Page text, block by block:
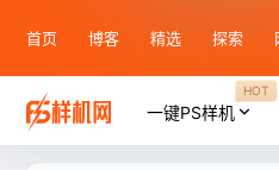
首页 博客 精选 探索
一键PS样机
HOT